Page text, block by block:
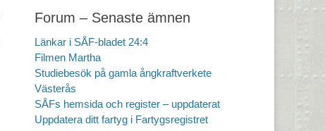
Forum – Senaste ämnen
Länkar i SÅF-bladet 24:4
Filmen Martha
Studiebesök på gamla ångkraftverkete
Västerås
SÅFs hemsida och register – uppdaterat
Uppdatera ditt fartyg i Fartygsregistret